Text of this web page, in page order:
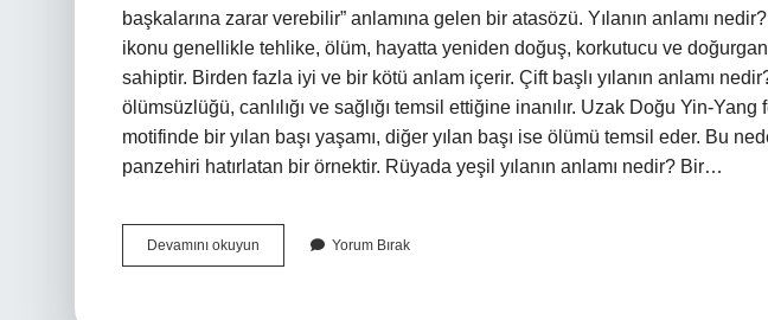
başkalarına zarar verebilir” anlamına gelen bir atasözü. Yılanın anlamı
ikonu genellikle tehlike, ölüm, hayatta yeniden doğuş, korkutucu ve
sahiptir. Birden fazla iyi ve bir kötü anlam içerir. Çift başlı yılanın anlamı
ölümsüzlüğü, canlılığı ve sağlığı temsil ettiğine inanılır. Uzak Doğu Yin-Yang
motifinde bir yılan başı yaşamı, diğer yılan başı ise ölümü temsil eder. Bu
panzehiri hatırlatan bir örnektir. Rüyada yeşil yılanın anlamı nedir? Bir…
Devamını okuyun
Yılanın
Yorum Bırak